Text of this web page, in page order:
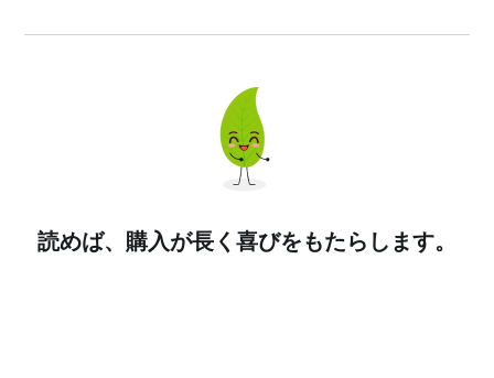
読めば、購入が長く喜びをもたらします。